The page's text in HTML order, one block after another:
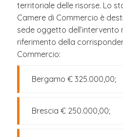
territoriale delle risorse. Lo
Camere di Commercio è
sede oggetto dell’intervento
riferimento della
Commercio:
Bergamo € 325.000,00;
Brescia € 250.000,00;